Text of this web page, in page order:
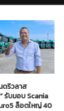
ดริวลาส
รับมอบ Scania
ล็อตใหญ่ 40